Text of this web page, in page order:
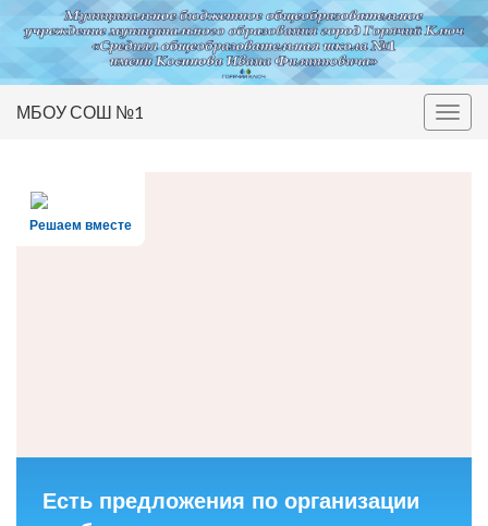
Вкл/
МБОУ СОШ №1
Решаем вместе
Есть предложения по организации